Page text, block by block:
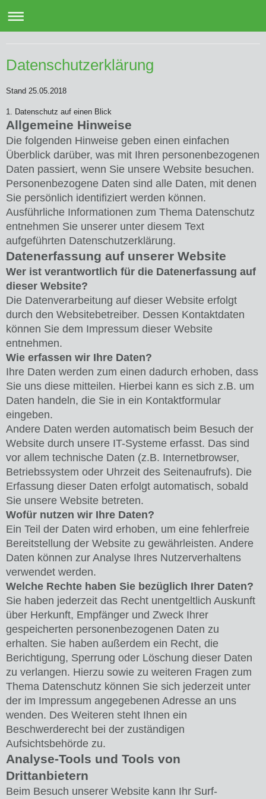
Datenschutzerklärung
Stand 25.05.2018
1. Datenschutz auf einen Blick
Allgemeine Hinweise
Die folgenden Hinweise geben einen einfachen
Überblick darüber, was mit Ihren personenbezogenen
Daten passiert, wenn Sie unsere Website besuchen.
Personenbezogene Daten sind alle Daten, mit denen
Sie persönlich identifiziert werden können.
Ausführliche Informationen zum Thema Datenschutz
entnehmen Sie unserer unter diesem Text
aufgeführten Datenschutzerklärung.
Datenerfassung auf unserer Website
Wer ist verantwortlich für die Datenerfassung auf
dieser Website?
Die Datenverarbeitung auf dieser Website erfolgt
durch den Websitebetreiber. Dessen Kontaktdaten
können Sie dem Impressum dieser Website
entnehmen.
Wie erfassen wir Ihre Daten?
Ihre Daten werden zum einen dadurch erhoben, dass
Sie uns diese mitteilen. Hierbei kann es sich z.B. um
Daten handeln, die Sie in ein Kontaktformular
eingeben.
Andere Daten werden automatisch beim Besuch der
Website durch unsere IT-Systeme erfasst. Das sind
vor allem technische Daten (z.B. Internetbrowser,
Betriebssystem oder Uhrzeit des Seitenaufrufs). Die
Erfassung dieser Daten erfolgt automatisch, sobald
Sie unsere Website betreten.
Wofür nutzen wir Ihre Daten?
Ein Teil der Daten wird erhoben, um eine fehlerfreie
Bereitstellung der Website zu gewährleisten. Andere
Daten können zur Analyse Ihres Nutzerverhaltens
verwendet werden.
Welche Rechte haben Sie bezüglich Ihrer Daten?
Sie haben jederzeit das Recht unentgeltlich Auskunft
über Herkunft, Empfänger und Zweck Ihrer
gespeicherten personenbezogenen Daten zu
erhalten. Sie haben außerdem ein Recht, die
Berichtigung, Sperrung oder Löschung dieser Daten
zu verlangen. Hierzu sowie zu weiteren Fragen zum
Thema Datenschutz können Sie sich jederzeit unter
der im Impressum angegebenen Adresse an uns
wenden. Des Weiteren steht Ihnen ein
Beschwerderecht bei der zuständigen
Aufsichtsbehörde zu.
Analyse-Tools und Tools von
Drittanbietern
Beim Besuch unserer Website kann Ihr Surf-